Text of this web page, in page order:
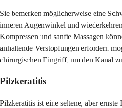
Sie bemerken möglicherweise eine
inneren Augenwinkel und
Kompressen und sanfte Massagen
anhaltende Verstopfungen erfordern
chirurgischen Eingriff, um den Kanal
Pilzkeratitis
Pilzkeratitis ist eine seltene, aber